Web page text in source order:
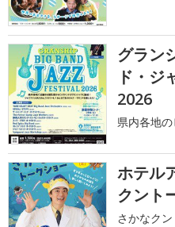
グラン
ド・ジ
2026
県内各地
ホテル
クント
さかなク